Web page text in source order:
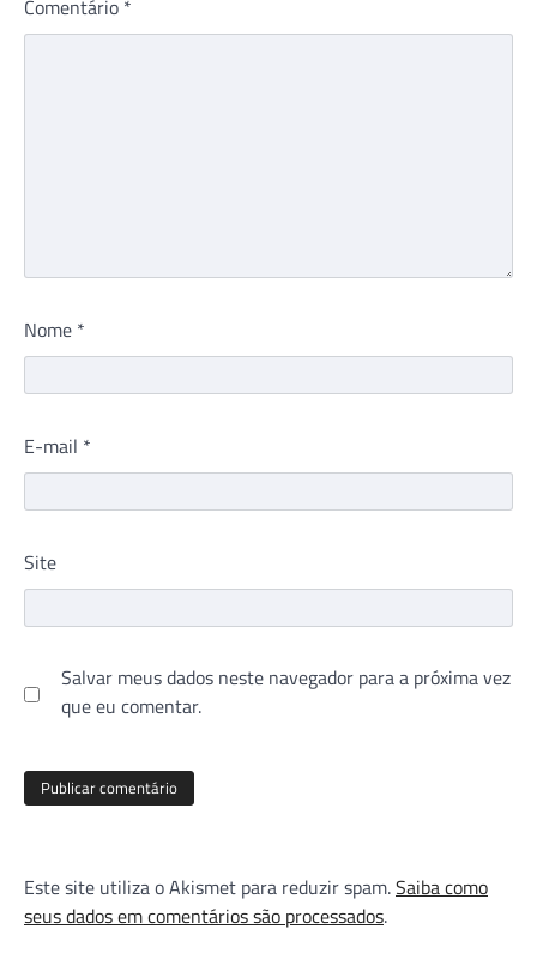
Comentário *
Nome *
E-mail *
Site
Salvar meus dados neste navegador para a próxima vez
que eu comentar.
Este site utiliza o Akismet para reduzir spam.Saiba como
seus dados em comentários são processados.